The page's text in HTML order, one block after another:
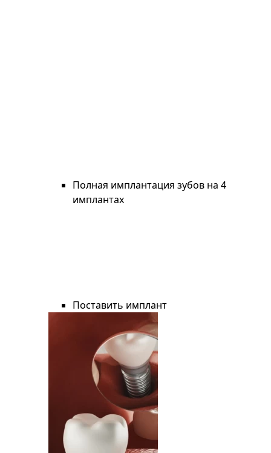
Полная имплантация зубов на 4
имплантах
Поставить имплант